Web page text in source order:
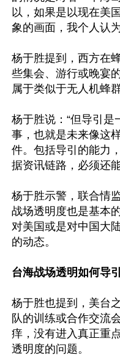
以，如果是以现在美
象的画面，我个人认
杨于胜提到，西方在
些集会、游行或晚宴
属于类似于无人机蜂
杨于胜说：“但导引是
事，也就是未来像这
件。包括导引的能力
据资讯链路，必须还
杨于胜示警，联合情
战场透明度也是基本
对美国或是对中国大
的动态。
台海战场透明如何导
杨于胜也提到，美台
队的训练或合作交流
痒，没有进入真正重
透明度的问题。